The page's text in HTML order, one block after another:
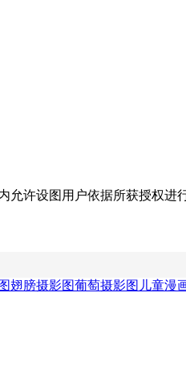
许设图用户依据所获授权进
翅膀摄影图葡萄摄影图 儿童漫